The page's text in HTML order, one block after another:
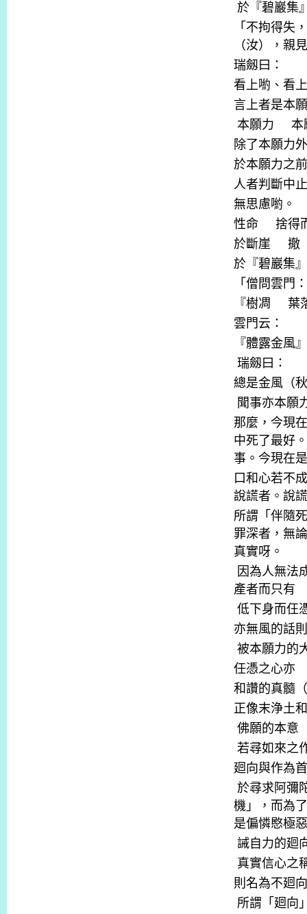
於『碧巖集
「不拘得失
（汝），親
瑞劔曰：
看上喲、看
言上者是本
本願力
本
除了本願力
於本願力之
人者判斷中
無思慮喲。
性命
捨得
於斷崖
撤
於『碧巖集
「僧問雲門：
『樹凋
葉
雲門云：
『體露金風
瑞劔曰：
總是金風（
聞事亦本願
那麼，今現
中死了最好
事。今現在
口和心若不
說謊者。說
所謂「伴隨
罪深者，無
真實呀。
因為人無法
產者而只有
低下身而仼
亦無風的話
被本願力的
任憑之心亦
和讚的真髓（
正像末浄土
佛願的本意
若尋如來之
廻向與作為首
於尋求阿彌
機」，而為
是偏憐愍極
誡自力的廻
真實信心之
則名為不廻
所謂「廻向